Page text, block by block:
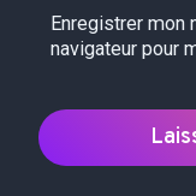
Enregistrer mon
navigateur pour